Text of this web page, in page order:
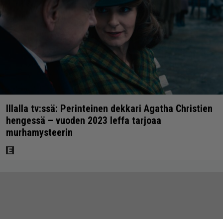
Illalla tv:ssä: Perinteinen dekkari Agatha Christien
hengessä – vuoden 2023 leffa tarjoaa
murhamysteerin